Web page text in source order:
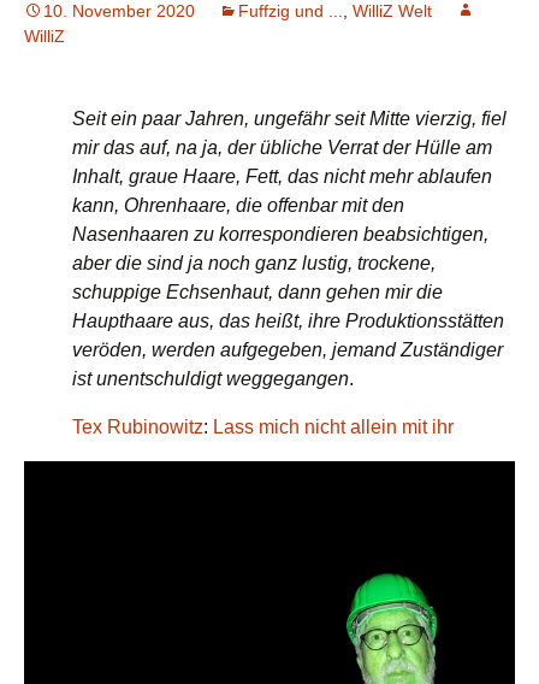
10. November 2020 Fuffzig und ...
WilliZ Welt
WilliZ
Seit ein paar Jahren, ungefähr seit Mitte vierzig, fiel
mir das auf, na ja, der übliche Verrat der Hülle am
Inhalt, graue Haare, Fett, das nicht mehr ablaufen
kann, Ohrenhaare, die offenbar mit den
Nasenhaaren zu korrespondieren beabsichtigen,
aber die sind ja noch ganz lustig, trockene,
schuppige Echsenhaut, dann gehen mir die
Haupthaare aus, das heißt, ihre Produktionsstätten
veröden, werden aufgegeben, jemand Zuständiger
ist unentschuldigt weggegangen.
Tex Rubinowitz: Lass mich nicht allein mit ihr